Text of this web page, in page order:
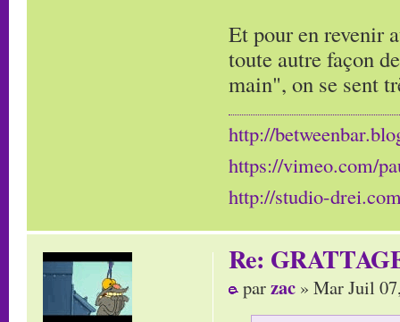
Et pour en revenir
toute autre façon
main", on se sent
http://
https://vimeo.com/
http://studio-
Re:
parzac » Mar Juil